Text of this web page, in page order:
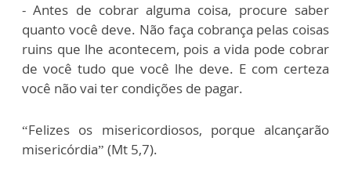
- Antes de cobrar alguma coisa, procure saber
quanto você deve. Não faça cobrança pelas coisas
ruins que lhe acontecem, pois a vida pode cobrar
de você tudo que você lhe deve. E com certeza
você não vai ter condições de pagar.
“Felizes os misericordiosos, porque alcançarão
misericórdia” (Mt 5,7).